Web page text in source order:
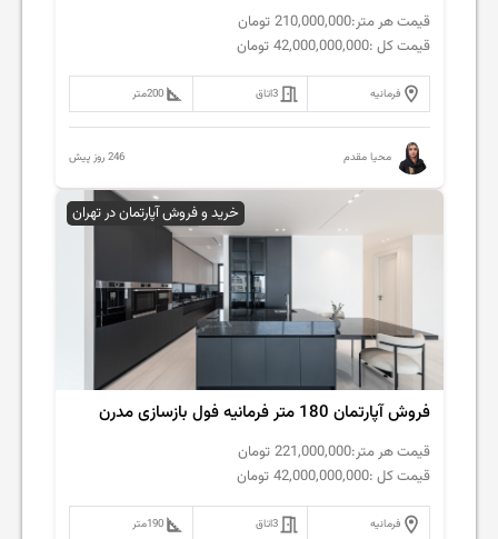
قیمت هر متر:210,000,000 تومان
قیمت کل :42,000,000,000 تومان
فرمانیه 3اتاق 200متر
محیا مقدم 246 روز پیش
خرید و فروش آپارتمان در تهران
فروش‌ آپارتمان 180 متر فرمانیه فول بازسازی مدرن
قیمت هر متر:221,000,000 تومان
قیمت کل :42,000,000,000 تومان
فرمانیه 3اتاق 190متر